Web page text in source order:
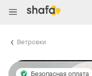
Ветровки
Безопасная оплата